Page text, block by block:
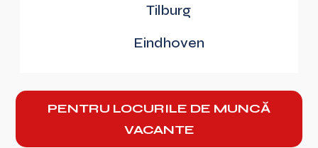
Tilburg
Eindhoven
PENTRU LOCURILE DE MUNCĂ
VACANTE